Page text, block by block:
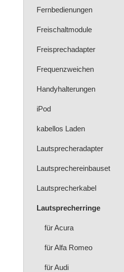
Fernbedienungen
Freischaltmodule
Freisprechadapter
Frequenzweichen
Handyhalterungen
iPod
kabellos Laden
Lautsprecheradapter
Lautsprechereinbauset
Lautsprecherkabel
Lautsprecherringe
für Acura
für Alfa Romeo
für Audi